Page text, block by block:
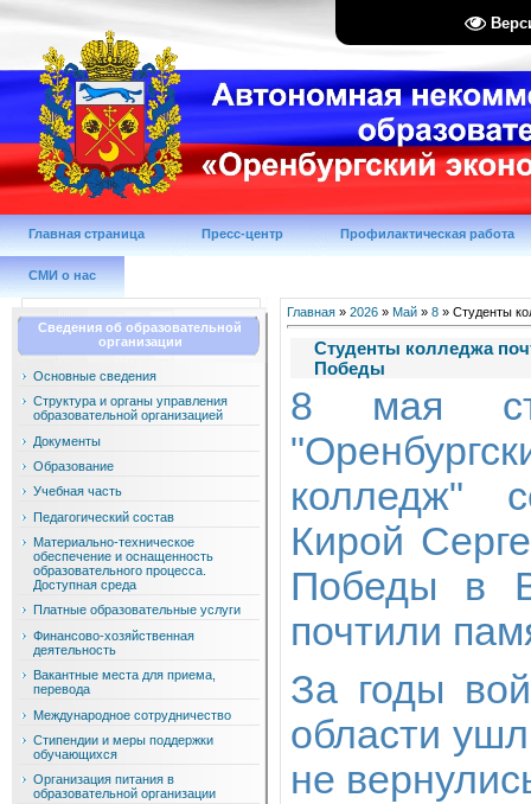
Главная страница Пресс-центр Профилактическая работа
СМИ о нас
Сведения об образовательной
организации
Основные сведения
Структура и органы управления
образовательной организацией
Документы
Образование
Учебная часть
Педагогический состав
Материально-техническое
обеспечение и оснащенность
образовательного процесса.
Доступная среда
Платные образовательные услуги
Финансово-хозяйственная
деятельность
Вакантные места для приема,
перевода
Международное сотрудничество
Стипендии и меры поддержки
обучающихся
Организация питания в
образовательной организации
Главная » 2026 » Май » 8 » Студенты
Студенты колледжа
Победы
8 мая
колледж"
Кирой
Победы в
почтили
За годы
области
не